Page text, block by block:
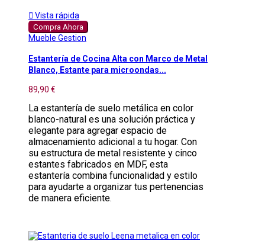
 Vista rápida
Compra Ahora
Mueble Gestion
Estantería de Cocina Alta con Marco de Metal
Blanco, Estante para microondas...
89,90 €
La estantería de suelo metálica en color
blanco-natural es una solución práctica y
elegante para agregar espacio de
almacenamiento adicional a tu hogar. Con
su estructura de metal resistente y cinco
estantes fabricados en MDF, esta
estantería combina funcionalidad y estilo
para ayudarte a organizar tus pertenencias
de manera eficiente.